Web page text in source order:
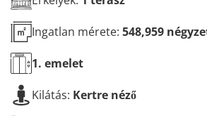
Ingatlan mérete: 548,959
1. emelet
Kilátás: Kertre néző